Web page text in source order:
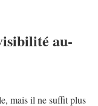
au-
mais il ne suffit plus